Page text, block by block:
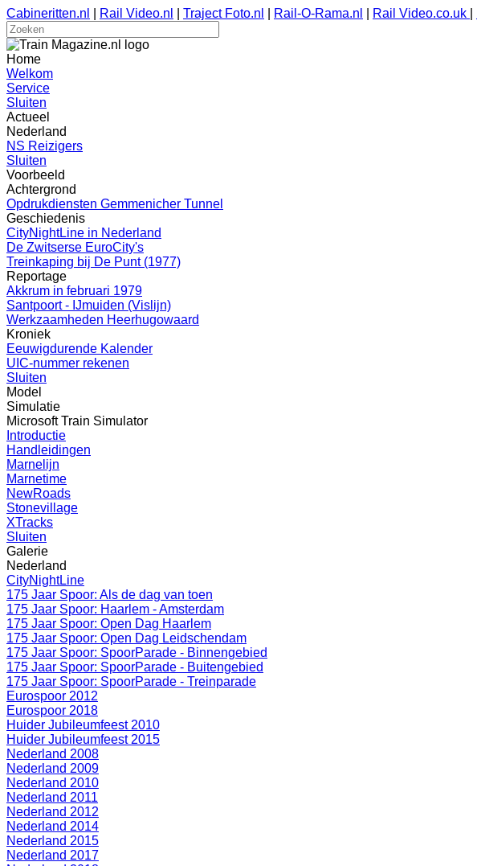
Cabineritten.nl Rail Video.nl Traject Foto.nl Rail-O-Rama.nl Rail Video.co.uk
Home
Welkom
Service
Sluiten
Actueel
Nederland
NS Reizigers
Sluiten
Voorbeeld
Achtergrond
Opdrukdiensten Gemmenicher Tunnel
Geschiedenis
CityNightLine in Nederland
De Zwitserse EuroCity's
Treinkaping bij De Punt (1977)
Reportage
Akkrum in februari 1979
Santpoort - IJmuiden (Vislijn)
Werkzaamheden Heerhugowaard
Kroniek
Eeuwigdurende Kalender
UIC-nummer rekenen
Sluiten
Model
Simulatie
Microsoft Train Simulator
Introductie
Handleidingen
Marnelijn
Marnetime
NewRoads
Stonevillage
XTracks
Sluiten
Galerie
Nederland
CityNightLine
175 Jaar Spoor: Als de dag van toen
175 Jaar Spoor: Haarlem - Amsterdam
175 Jaar Spoor: Open Dag Haarlem
175 Jaar Spoor: Open Dag Leidschendam
175 Jaar Spoor: SpoorParade - Binnengebied
175 Jaar Spoor: SpoorParade - Buitengebied
175 Jaar Spoor: SpoorParade - Treinparade
Eurospoor 2012
Eurospoor 2018
Huider Jubileumfeest 2010
Huider Jubileumfeest 2015
Nederland 2008
Nederland 2009
Nederland 2010
Nederland 2011
Nederland 2012
Nederland 2014
Nederland 2015
Nederland 2017